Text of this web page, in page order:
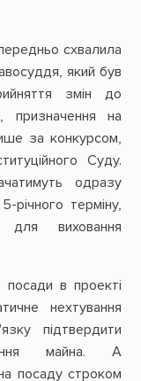
схвалила
який був
змін до
призначення на
за конкурсом,
Суду.
одразу
терміну,
для виховання
в проекті
нехтування
підтвердити
майна. А
посаду строком